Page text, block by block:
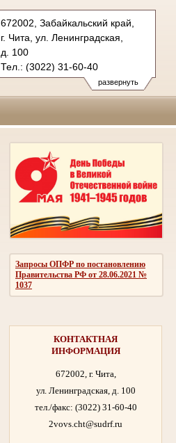
развернуть
672002, Забайкальский край,
г. Чита, ул. Ленинградская,
д. 100
Тел.: (3022) 31-60-40
2vovs.cht@sudrf.ru
vsovs@mail.ru
Запросы ОПФР по постановлению
Правительства РФ от 28.06.2021 №
1037
КОНТАКТНАЯ
ИНФОРМАЦИЯ
672002, г. Чита,
ул. Ленинградская, д. 100
тел./факс: (3022) 31-60-40
2vovs.cht@sudrf.ru